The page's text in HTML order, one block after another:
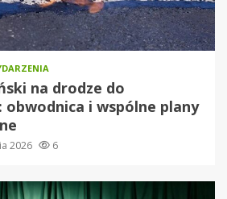
na drodze do
obwodnica i wspólne plany
2026 6